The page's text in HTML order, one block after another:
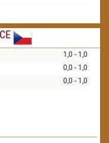
1,0 - 1,0
0,0 - 1,0
0,0 - 1,0